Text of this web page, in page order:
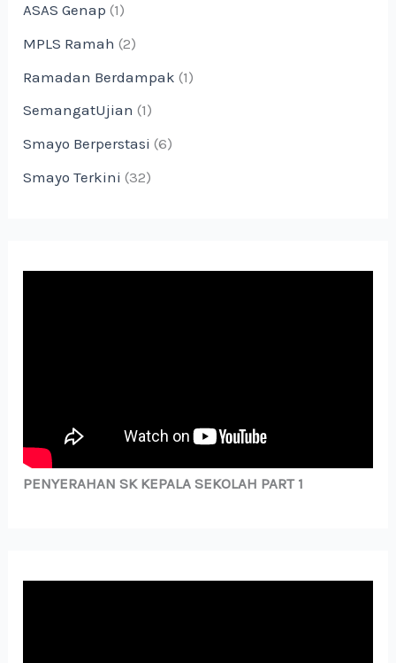
ASAS Genap (1)
MPLS Ramah (2)
Ramadan Berdampak (1)
SemangatUjian (1)
Smayo Berperstasi (6)
Smayo Terkini (32)
PENYERAHAN SK KEPALA SEKOLAH PART 1